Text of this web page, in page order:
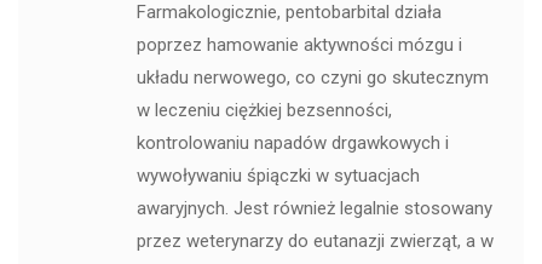
Farmakologicznie, pentobarbital działa
poprzez hamowanie aktywności mózgu i
układu nerwowego, co czyni go skutecznym
w leczeniu ciężkiej bezsenności,
kontrolowaniu napadów drgawkowych i
wywoływaniu śpiączki w sytuacjach
awaryjnych. Jest również legalnie stosowany
przez weterynarzy do eutanazji zwierząt, a w